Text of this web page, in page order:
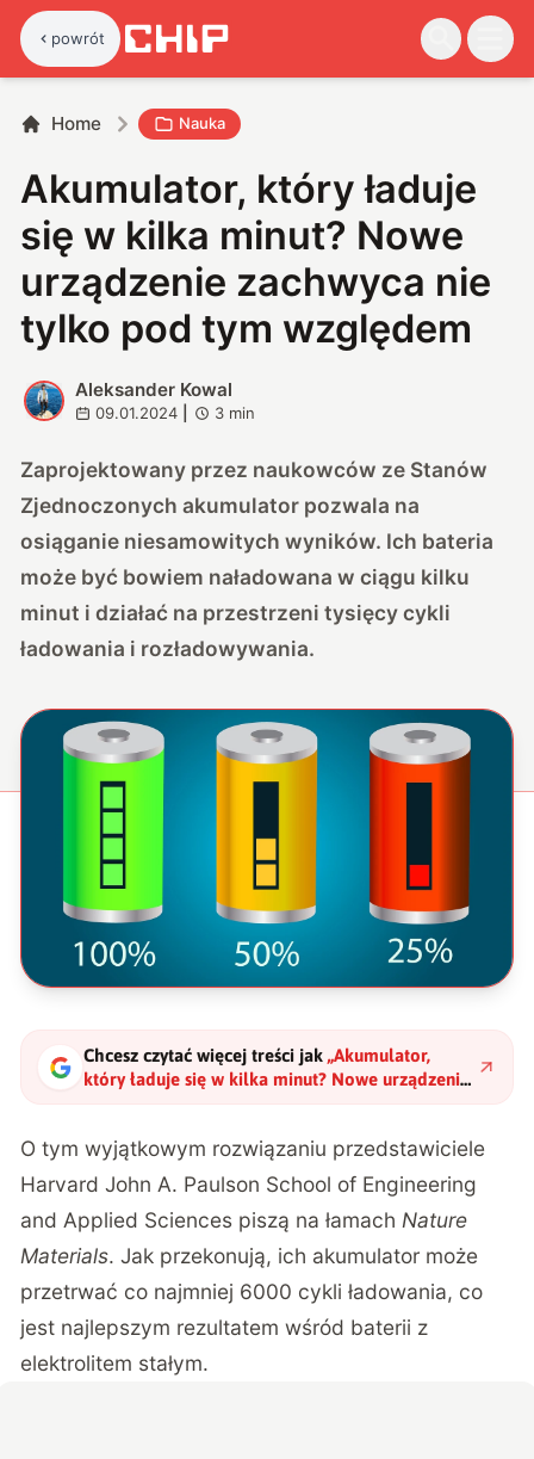
powrót
Home Nauka
Akumulator, który ładuje
się w kilka minut? Nowe
urządzenie zachwyca nie
tylko pod tym względem
A
Aleksander Kowal
09.01.2024 3 min
Zaprojektowany przez naukowców ze Stanów
Zjednoczonych akumulator pozwala na
osiąganie niesamowitych wyników. Ich bateria
może być bowiem naładowana w ciągu kilku
minut i działać na przestrzeni tysięcy cykli
ładowania i rozładowywania.
Chcesz czytać więcej treści jak „Akumulator,
który ładuje się w kilka minut? Nowe urządzenie
zachwyca nie tylko pod tym względem"?
O tym wyjątkowym rozwiązaniu przedstawiciele
Harvard John A. Paulson School of Engineering
and Applied Sciences piszą na łamach Nature
Materials. Jak przekonują, ich akumulator może
przetrwać co najmniej 6000 cykli ładowania, co
jest najlepszym rezultatem wśród baterii z
elektrolitem stałym.